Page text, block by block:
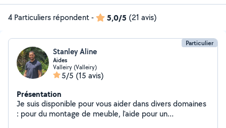
4 Particuliers répondent- 5,0/5 (21 avis)
Particulier
Stanley Aline
Aides
Valleiry (Valleiry)
5/5 (15 avis)
Présentation
Je suis disponible pour vous aider dans divers domaines
: pour du montage de meuble, l'aide pour un